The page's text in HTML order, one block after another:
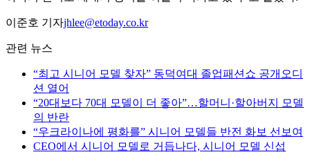
이준호 기자jhlee@etoday.co.kr
관련 뉴스
“최고 시니어 모델 찾자” 동덕여대 졸업패션쇼 공개오디
션 열어
“20대보다 70대 모델이 더 좋아”…할머니·할아버지 모델
의 반란
“우크라이나에 평화를” 시니어 모델들 반전 화보 선보여
CEO에서 시니어 모델로 거듭나다, 시니어 모델 신섭